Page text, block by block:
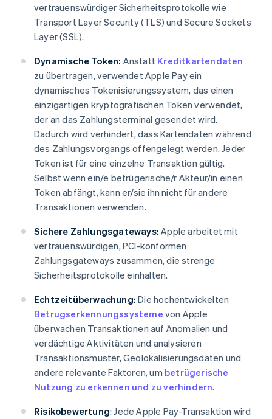
vertrauenswürdiger Sicherheitsprotokolle wie
Transport Layer Security (TLS) und Secure Sockets
Layer (SSL).
Dynamische Token: Anstatt Kreditkartendaten
zu übertragen, verwendet Apple Pay ein
dynamisches Tokenisierungssystem, das einen
einzigartigen kryptografischen Token verwendet,
der an das Zahlungsterminal gesendet wird.
Dadurch wird verhindert, dass Kartendaten während
des Zahlungsvorgangs offengelegt werden. Jeder
Token ist für eine einzelne Transaktion gültig.
Selbst wenn ein/e betrügerische/r Akteur/in einen
Token abfängt, kann er/sie ihn nicht für andere
Transaktionen verwenden.
Sichere Zahlungsgateways: Apple arbeitet mit
vertrauenswürdigen, PCI-konformen
Zahlungsgateways zusammen, die strenge
Sicherheitsprotokolle einhalten.
Echtzeitüberwachung: Die hochentwickelten
Betrugserkennungssysteme von Apple
überwachen Transaktionen auf Anomalien und
verdächtige Aktivitäten und analysieren
Transaktionsmuster, Geolokalisierungsdaten und
andere relevante Faktoren, um betrügerische
Nutzung zu erkennen und zu verhindern.
Risikobewertung: Jede Apple Pay-Transaktion wird